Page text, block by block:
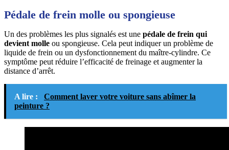
Pédale de frein molle ou spongieuse
Un des problèmes les plus signalés est une pédale de frein qui
devient molle ou spongieuse. Cela peut indiquer un problème de
liquide de frein ou un dysfonctionnement du maître-cylindre. Ce
symptôme peut réduire l’efficacité de freinage et augmenter la
distance d’arrêt.
A lire :
Comment laver votre voiture sans abîmer la
peinture ?